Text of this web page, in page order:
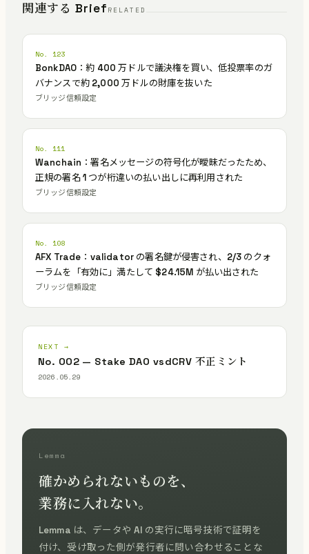
関連する Brief RELATED
No. 123
BonkDAO：約 400 万ドルで議決権を買い、低投票率のガ
バナンスで約 2,000 万ドルの財庫を抜いた
ブリッジ信頼設定
No. 111
Wanchain：署名メッセージの符号化が曖昧だったため、
正規の署名 1 つが桁違いの払い出しに再利用された
ブリッジ信頼設定
No. 108
AFX Trade：validator の署名鍵が侵害され、2/3 のクォ
ーラムを「有効に」満たして $24.15M が払い出された
ブリッジ信頼設定
NEXT →
No. 002 — Stake DAO vsdCRV 不正ミント
2026.05.29
Lemma
確かめられないものを、
業務に入れない。
Lemma は、データや AI の実行に暗号技術で証明を
付け、受け取った側が発行者に問い合わせることな